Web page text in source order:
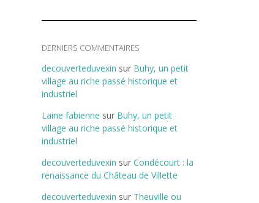
DERNIERS COMMENTAIRES
decouverteduvexin sur Buhy, un petit
village au riche passé historique et
industriel
Laine fabienne sur Buhy, un petit
village au riche passé historique et
industriel
decouverteduvexin sur Condécourt : la
renaissance du Château de Villette
decouverteduvexin sur Theuville ou